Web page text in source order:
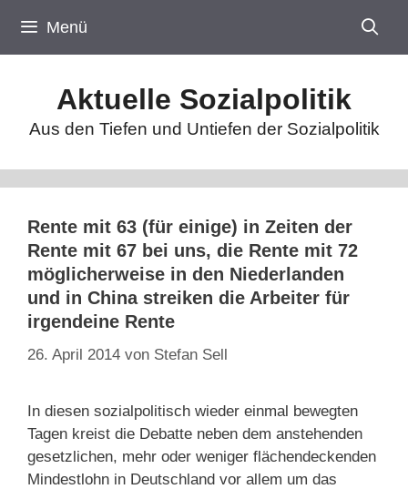
Inhalt
springen
Menü
Aktuelle Sozialpolitik
Aus den Tiefen und Untiefen der Sozialpolitik
Rente mit 63 (für einige) in Zeiten der
Rente mit 67 bei uns, die Rente mit 72
möglicherweise in den Niederlanden
und in China streiken die Arbeiter für
irgendeine Rente
26. April 2014 von Stefan Sell
In diesen sozialpolitisch wieder einmal bewegten
Tagen kreist die Debatte neben dem anstehenden
gesetzlichen, mehr oder weniger flächendeckenden
Mindestlohn in Deutschland vor allem um das